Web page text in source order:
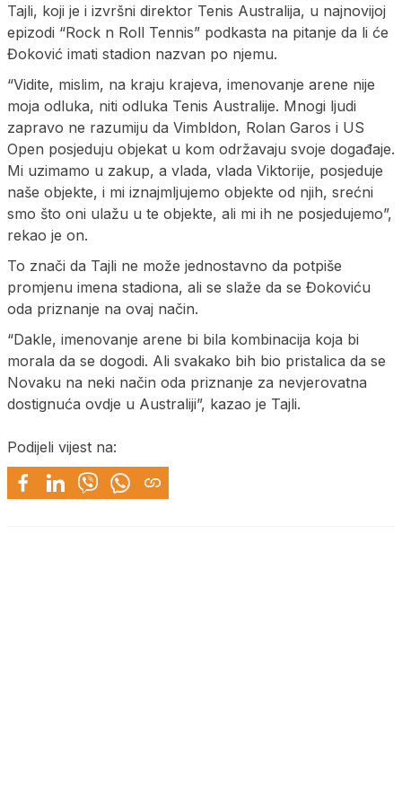
Tajli, koji je i izvršni direktor Tenis Australija, u najnovijoj
epizodi “Rock n Roll Tennis” podkasta na pitanje da li će
Đoković imati stadion nazvan po njemu.
“Vidite, mislim, na kraju krajeva, imenovanje arene nije
moja odluka, niti odluka Tenis Australije. Mnogi ljudi
zapravo ne razumiju da Vimbldon, Rolan Garos i US
Open posjeduju objekat u kom održavaju svoje događaje.
Mi uzimamo u zakup, a vlada, vlada Viktorije, posjeduje
naše objekte, i mi iznajmljujemo objekte od njih, srećni
smo što oni ulažu u te objekte, ali mi ih ne posjedujemo”,
rekao je on.
To znači da Tajli ne može jednostavno da potpiše
promjenu imena stadiona, ali se slaže da se Đokoviću
oda priznanje na ovaj način.
“Dakle, imenovanje arene bi bila kombinacija koja bi
morala da se dogodi. Ali svakako bih bio pristalica da se
Novaku na neki način oda priznanje za nevjerovatna
dostignuća ovdje u Australiji”, kazao je Tajli.
Podijeli vijest na: